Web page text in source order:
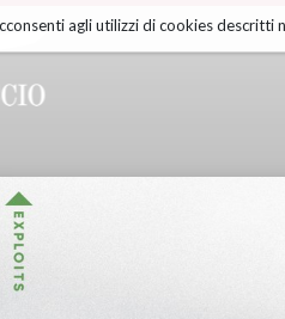
agli utilizzi di cookies descritti